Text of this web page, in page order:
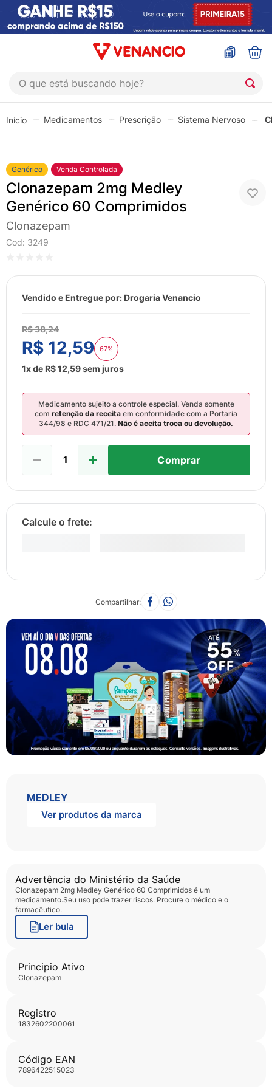
O que está buscando hoje?
Medicamentos Prescrição Sistema Nervoso
Genérico Venda Controlada
Clonazepam 2mg Medley
Genérico 60 Comprimidos
Clonazepam
Cod: 3249
Vendido e Entregue por: Drogaria Venancio
R$38,24
R$ 12,59 67%
1x de R$12,59sem juros
Medicamento sujeito a controle especial. Venda somente
com retenção da receita em conformidade com a Portaria
344/98 e RDC 471/21. Não é aceita troca ou devolução.
Comprar
Compartilhar
MEDLEY
Ver produtos da marca
Advertência do Ministério da Saúde
Clonazepam 2mg Medley Genérico 60 Comprimidos é um
medicamento.Seu uso pode trazer riscos. Procure o médico e o
farmacêutico.
Ler bula
Principio Ativo
clonazepam
Registro
1832602200061
Código EAN
7896422515023
1º
coristina
3º
admuc
4º
fly gotas
5º
protetor solar
8º
esmalte
9º
lenço umedecido